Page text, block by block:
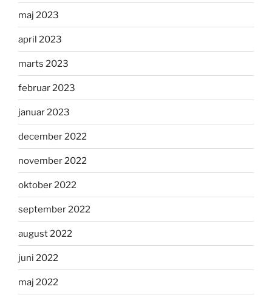
maj 2023
april 2023
marts 2023
februar 2023
januar 2023
december 2022
november 2022
oktober 2022
september 2022
august 2022
juni 2022
maj 2022